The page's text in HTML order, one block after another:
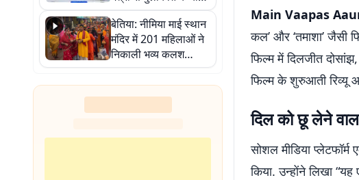
जैसमीन लंबोरिया का बड़ा
बयान
बेतिया: नीमिया माई स्थान
मंदिर में 201 महिलाओं ने
निकाली भव्य कलश
शोभायात्रा, शिवलिंग
प्राण-प्रतिष्ठा महोत्सव
शुरू
Main Vaapas
कल’ और ‘तमाशा’ जैसी
फिल्म में दिलजीत
फिल्म के शुरुआती रिव्यू
दिल को छू लेने
सोशल मीडिया
किया. उन्होंने लिखा